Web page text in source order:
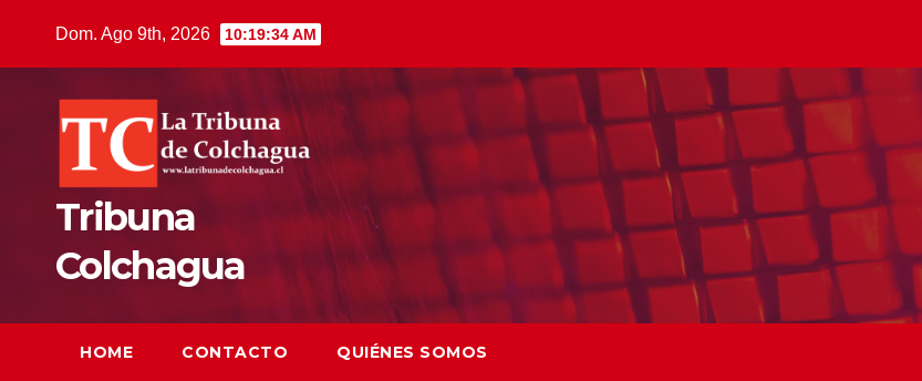
Dom. Ago 9th, 2026 10:19:35 AM
Tribuna
Colchagua
HOME CONTACTO QUIÉNES SOMOS